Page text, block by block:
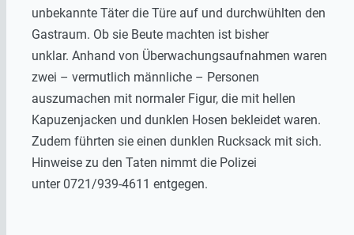
unbekannte Täter die Türe auf und durchwühlten den
Gastraum. Ob sie Beute machten ist bisher
unklar. Anhand von Überwachungsaufnahmen waren
zwei – vermutlich männliche – Personen
auszumachen mit normaler Figur, die mit hellen
Kapuzenjacken und dunklen Hosen bekleidet waren.
Zudem führten sie einen dunklen Rucksack mit sich.
Hinweise zu den Taten nimmt die Polizei
unter 0721/939-4611 entgegen.